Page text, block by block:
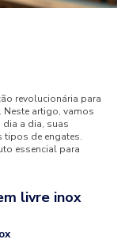
revolucionária para
Neste artigo, vamos
a dia, suas
tipos de engates.
essencial para
livre inox